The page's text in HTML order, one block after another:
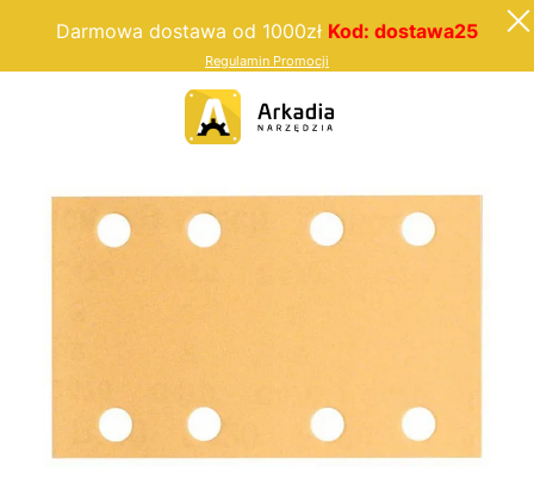
Darmowa dostawa od 1000zł Kod: dostawa25
Regulamin Promocji